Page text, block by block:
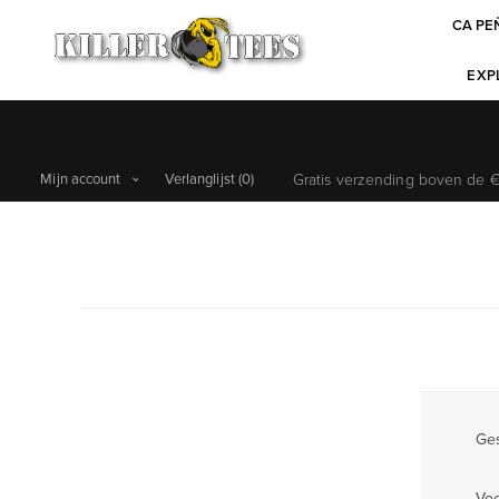
CA
Gratis verzending boven de
Mijn account Verlanglijst(0)